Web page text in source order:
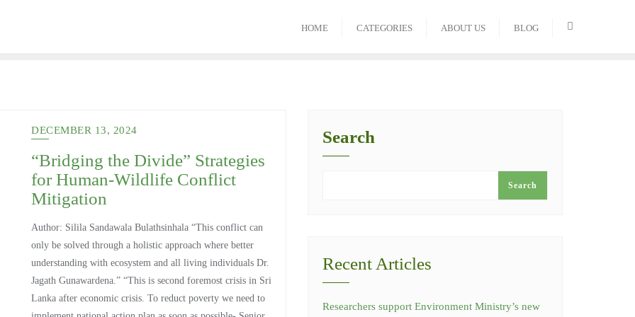
HOME CATEGORIES ABOUT US BLOG
DECEMBER 13, 2024
“Bridging the Divide” Strategies
for Human-Wildlife Conflict
Mitigation
Author: Silila Sandawala Bulathsinhala “This conflict can
only be solved through a holistic approach where better
understanding with ecosystem and all living individuals Dr.
Jagath Gunawardena.” “This is second foremost crisis in Sri
Lanka after economic crisis. To reduct poverty we need to
Search
Search
Recent Articles
Researchers support Environment Ministry’s new